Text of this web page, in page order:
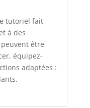
tutoriel fait
à des
être
équipez-
adaptées :